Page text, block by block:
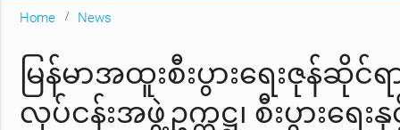
Home News
မြန်မာအထူးစီးပွားရေးဇုန်ဆိုင်
လုပ်ငန်းအဖွဲ့ဥက္ကဋ္ဌ၊ စီးပွားရေး